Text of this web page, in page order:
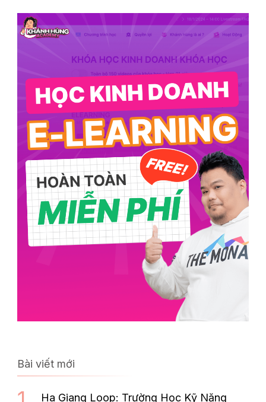
Bài viết mới
Ha Giang Loop: Trường Học Kỹ Năng